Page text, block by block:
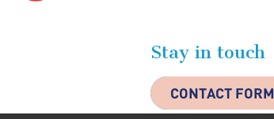
Stay in touch
CONTACT FORM